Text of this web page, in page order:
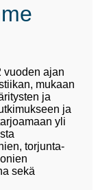
vuoden ajan
mukaan
ja
ja
yli
torjunta-
sekä